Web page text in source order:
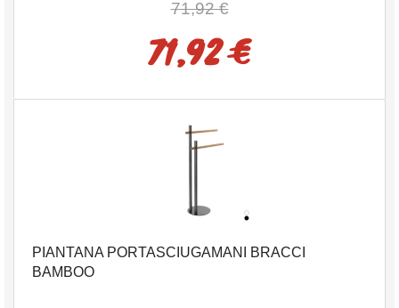
71,92 €
71,92 €
PIANTANA PORTASCIUGAMANI BRACCI
BAMBOO